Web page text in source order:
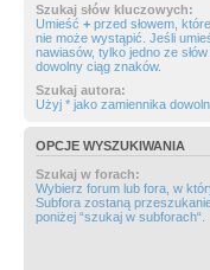
Szukaj słów kluczowych:
Umieść + przed słowem,
nie może wystąpić. Jeśli
nawiasów, tylko jedno ze
dowolny ciąg znaków.
Szukaj autora:
Użyj * jako zamiennika
OPCJE WYSZUKIWANIA
Szukaj w forach:
Wybierz forum lub fora, w
Subfora zostaną
poniżej “szukaj w subforach“.